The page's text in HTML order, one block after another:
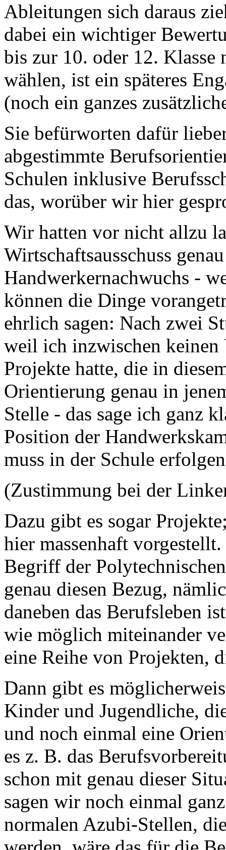
Ableitungen sich daraus
dabei ein wichtiger
bis zur 10. oder 12. Klasse
wählen, ist ein späteres
(noch ein ganzes
Sie befürworten dafür
abgestimmte
Schulen inklusive
das, worüber wir hier
Wir hatten vor nicht allzu
Wirtschaftsausschuss
Handwerkernachwuchs -
können die Dinge
ehrlich sagen: Nach zwei
weil ich inzwischen
Projekte hatte, die in
Orientierung genau in
Stelle - das sage ich ganz
Position der
muss in der Schule
(Zustimmung bei der
Dazu gibt es sogar
hier massenhaft
Begriff der
genau diesen Bezug,
daneben das Berufsleben
wie möglich miteinander
eine Reihe von Projekten,
Dann gibt es
Kinder und Jugendliche,
und noch einmal eine
es z. B. das
schon mit genau dieser
sagen wir noch einmal
normalen Azubi-Stellen,